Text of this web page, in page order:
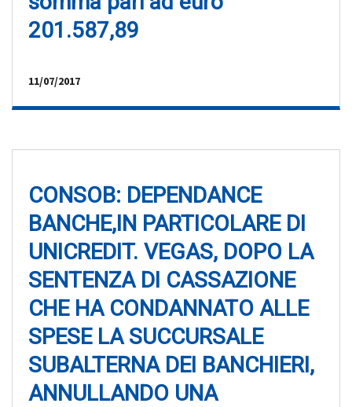
201.587,89
11/07/2017
CONSOB: DEPENDANCE
BANCHE,IN PARTICOLARE DI
UNICREDIT. VEGAS, DOPO LA
SENTENZA DI CASSAZIONE
CHE HA CONDANNATO ALLE
SPESE LA SUCCURSALE
SUBALTERNA DEI BANCHIERI,
ANNULLANDO UNA